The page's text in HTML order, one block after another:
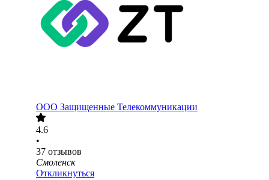
ООО Защищенные Телекоммуникации
4.6
•
37 отзывов
Смоленск
Откликнуться